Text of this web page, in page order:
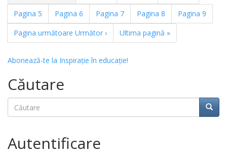
Pagina 5 Pagina 6 Pagina 7 Pagina 8 Pagina 9
Pagina următoare Următor › Ultima pagină »
Abonează-te la Inspirație în educație!
Căutare
Căutare
Autentificare